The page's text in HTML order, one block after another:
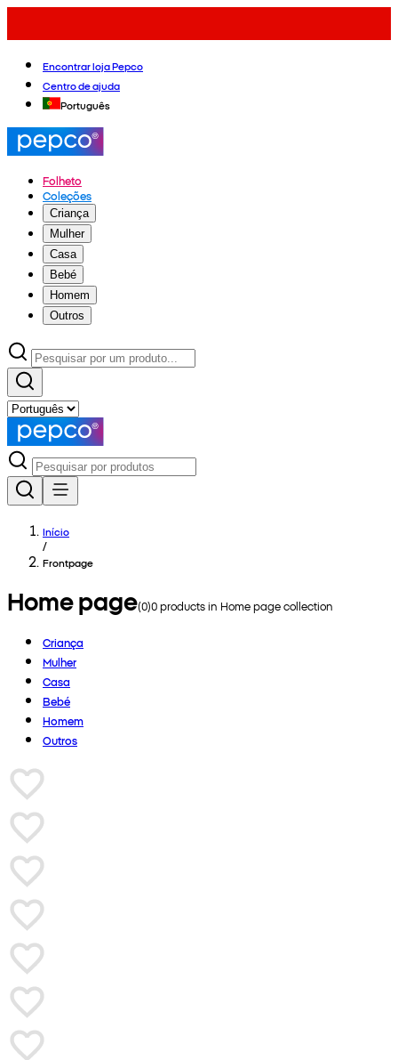
Encontrar loja Pepco
Centro de ajuda
Português
Folheto
Coleções
Criança
Mulher
Casa
Bebé
Homem
Outros
Início
/
Frontpage
Home page(0)0products in Home pagecollection
Criança
Mulher
Casa
Bebé
Homem
Outros